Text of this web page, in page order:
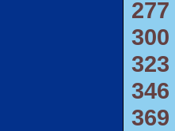
277
300
323
346
369